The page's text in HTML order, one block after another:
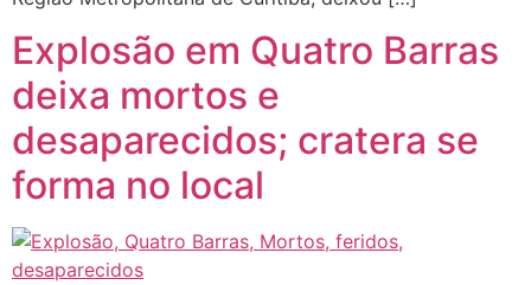
Explosão em Quatro Barras
deixa mortos e
desaparecidos; cratera se
forma no local